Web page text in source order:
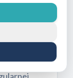
się z